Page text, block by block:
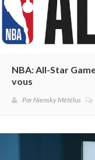
NBA: All-Star
vous
Par Niensky Métélus